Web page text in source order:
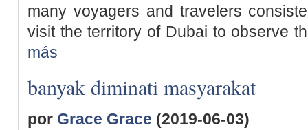
many voyagers and travelers
visit the territory of Dubai to observe
más
banyak diminati masyarakat
por Grace Grace (2019-06-03)